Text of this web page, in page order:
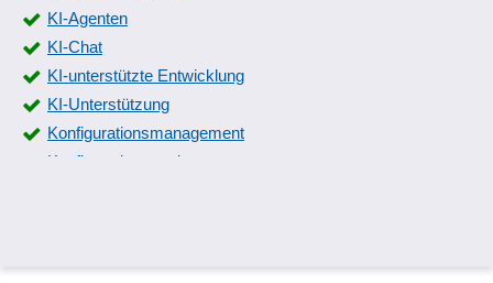
KI-Agenten
KI-Chat
KI-unterstützte Entwicklung
KI-Unterstützung
Konfigurationsmanagement
Konfigurationsroutine
Modellressourcenanzeigen